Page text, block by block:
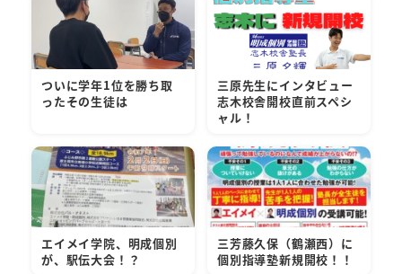
ついに学年1位を勝ち取
ったその生徒は
三原先生にインタビュー
志木校舎開校直前スペシ
ャル！
エイメイ学院、明成個別
が、駅伝大会！？
三芳藤久保（鶴瀬西）に
個別指導塾新規開校！！